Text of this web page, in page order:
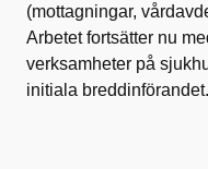
(mottagningar,
Arbetet fortsätter nu
verksamheter på
initiala breddinförandet.